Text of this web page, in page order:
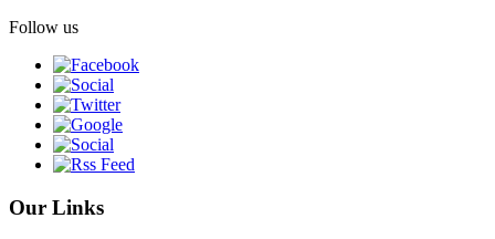
Follow us
Our Links